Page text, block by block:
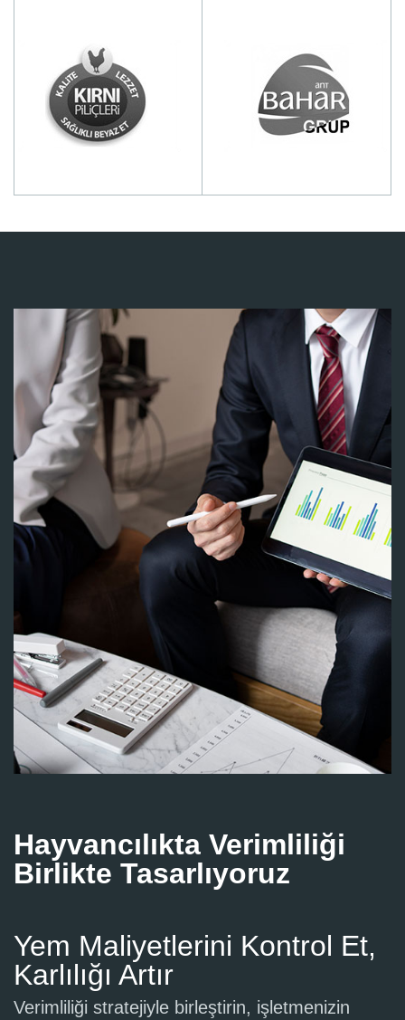
Hayvancılıkta Verimliliği
Birlikte Tasarlıyoruz
Yem Maliyetlerini Kontrol Et,
Karlılığı Artır
Verimliliği stratejiyle birleştirin, işletmenizin